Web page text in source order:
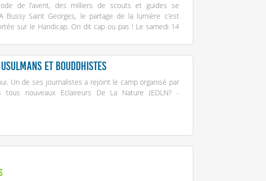
de l’avent, des milliers de scouts et guides se
Saint Georges, le partage de la lumière c’est
sur le Handicap. On dit cap ou pas ! Le samedi 14
et bouddhistes
Un de ses journalistes a rejoint le camp organisé par
nouveaux Eclaireurs De La Nature (EDLN?-